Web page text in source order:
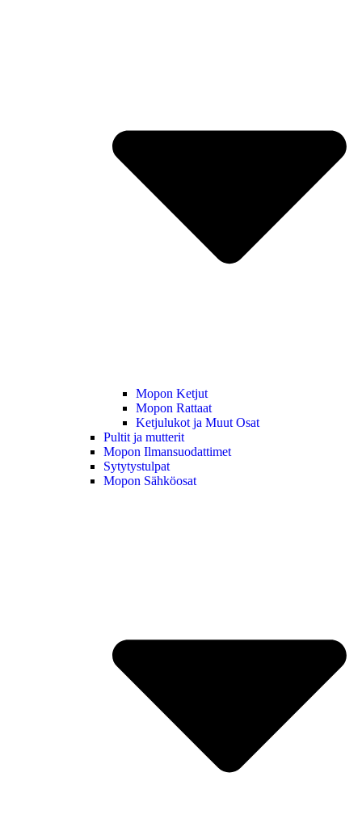
Mopon Ketjut
Mopon Rattaat
Ketjulukot ja Muut Osat
Pultit ja mutterit
Mopon Ilmansuodattimet
Sytytystulpat
Mopon Sähköosat